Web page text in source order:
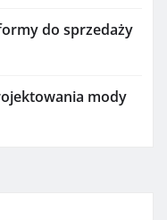
do sprzedaży
mody